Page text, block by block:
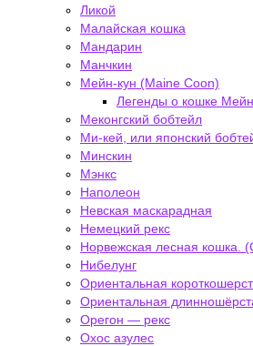
Ликой
Малайская кошка
Мандарин
Манчкин
Мейн-кун (Maine Coon)
Легенды о кошке
Меконгский бобтейл
Ми-кей, или японский
Минскин
Мэнкс
Наполеон
Невская маскарадная
Немецкий рекс
Норвежская лесная кошка.
Нибелунг
Ориентальная
Ориентальная
Орегон — рекс
Охос азулес